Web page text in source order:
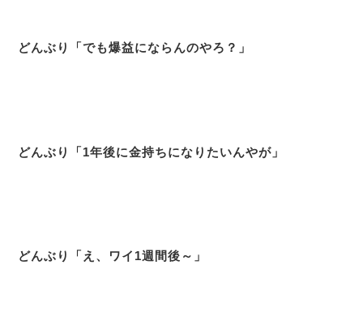
どんぶり「でも爆益にならんのやろ？」
どんぶり「1年後に金持ちになりたいんやが」
どんぶり「え、ワイ1週間後～」